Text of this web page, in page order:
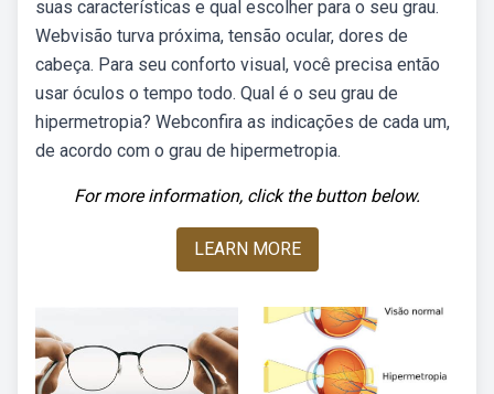
suas características e qual escolher para o seu grau.
Webvisão turva próxima, tensão ocular, dores de
cabeça. Para seu conforto visual, você precisa então
usar óculos o tempo todo. Qual é o seu grau de
hipermetropia? Webconfira as indicações de cada um,
de acordo com o grau de hipermetropia.
For more information, click the button below.
LEARN MORE